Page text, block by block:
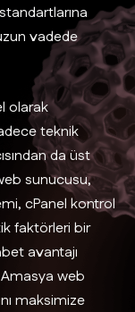
vadede
olarak
teknik
da üst
sunucusu,
cPanel kontrol
faktörleri bir
avantajı
web
maksimize